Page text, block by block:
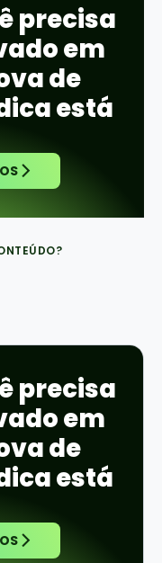
precisa
em
de
está
precisa
em
de
está